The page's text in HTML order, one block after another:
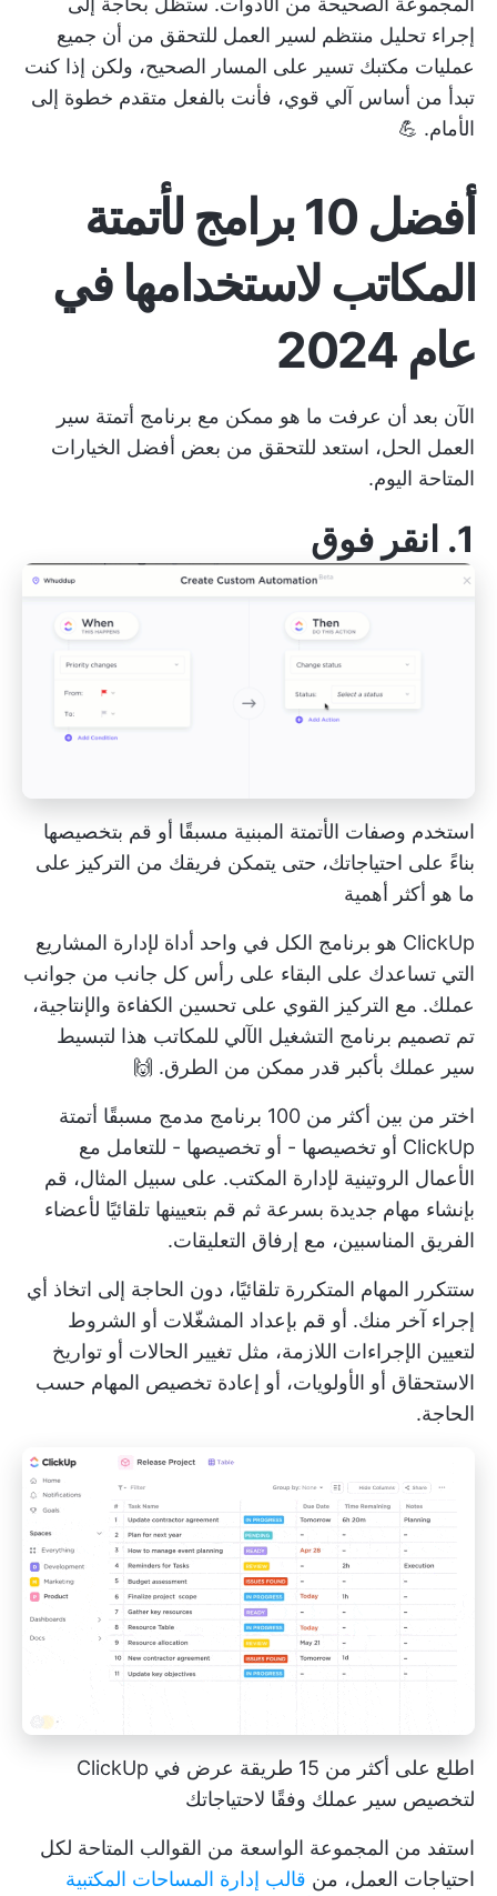
إجراء تحليل منتظم لسير العمل للتحقق من أن جميع
عمليات مكتبك تسير على المسار الصحيح، ولكن إذا كنت
تبدأ من أساس آلي قوي، فأنت بالفعل متقدم خطوة إلى
الأمام. 💪
أفضل 10 برامج لأتمتة
المكاتب لاستخدامها في
عام 2024
الآن بعد أن عرفت ما هو ممكن مع برنامج أتمتة سير
العمل الحل، استعد للتحقق من بعض أفضل الخيارات
المتاحة اليوم.
1. انقر فوق
استخدم وصفات الأتمتة المبنية مسبقًا أو قم بتخصيصها
بناءً على احتياجاتك، حتى يتمكن فريقك من التركيز على
ما هو أكثر أهمية
ClickUp هو برنامج الكل في واحد
أداة لإدارة المشاريع
التي تساعدك على البقاء على رأس كل جانب من جوانب
عملك. مع التركيز القوي على تحسين الكفاءة والإنتاجية،
تم تصميم برنامج التشغيل الآلي للمكاتب هذا لتبسيط
سير عملك بأكبر قدر ممكن من الطرق. 🙌
اختر من بين أكثر من 100 برنامج مدمج مسبقًا
أتمتة
ClickUp أو تخصيصها - أو تخصيصها - للتعامل مع
الأعمال الروتينية لإدارة المكتب. على سبيل المثال، قم
بإنشاء مهام جديدة بسرعة ثم قم بتعيينها تلقائيًا لأعضاء
الفريق المناسبين، مع إرفاق التعليقات.
ستتكرر المهام المتكررة تلقائيًا، دون الحاجة إلى اتخاذ أي
إجراء آخر منك. أو قم بإعداد المشغّلات أو الشروط
لتعيين الإجراءات اللازمة، مثل تغيير الحالات أو تواريخ
الاستحقاق أو الأولويات، أو إعادة تخصيص المهام حسب
الحاجة.
اطلع على أكثر من 15 طريقة عرض في ClickUp
لتخصيص سير عملك وفقًا لاحتياجاتك
استفد من المجموعة الواسعة من القوالب المتاحة لكل
احتياجات العمل، من قالب إدارة المساحات المكتبية